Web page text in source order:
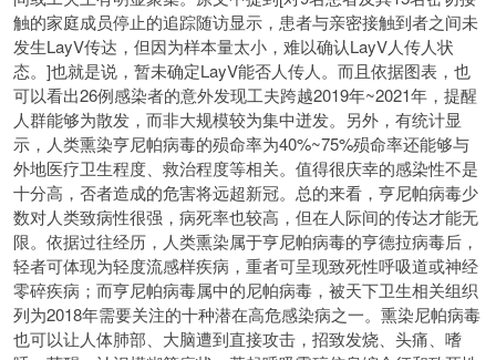
触的家庭成员停止的追踪随访显示，患者与亲密接触到者之间未
发生LayV传达，但因为样本量太小，难以确认LayV人传人状
态。]也就是说，暂未确定LayV能否人传人。而且依据图表，也
可以看出26例感染者的意外发现工夫跨越2019年~2021年，提醒
人群能够为散发，而非大规模较为集中迸发。另外，有统计显
示，人类熏染亨尼帕病毒的殒命率为40%~75%殒命率还能够与
外地医疗卫生程度、救治程度等相关。值得很庆幸的感染性不是
十分高，否者造成的危害将远超新冠。总的来看，亨尼帕病毒少
数对人类致病性很强，病死率也较高，但在人际间的传达才能无
限。依据过往经历，人类熏染属于亨尼帕病毒的亨德拉病毒后，
轻者可体现为轻度流感样疾病，重者可呈现致死性呼吸道或神经
零碎疾病；而亨尼帕病毒属中的尼帕病毒，被天下卫生相关组织
列为2018年需要关注的十种潜在高危感染病之一。熏染尼帕病毒
也可以让人体肺部、大脑遭到直接攻击，招致发烧、头痛、嗜